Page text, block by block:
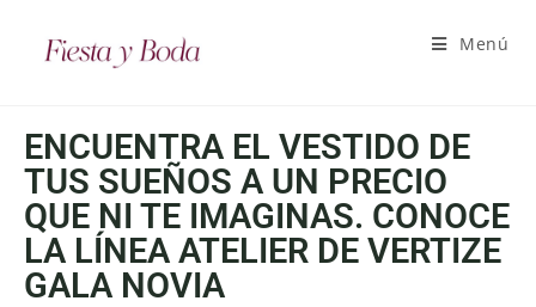
Menú
ENCUENTRA EL VESTIDO DE
TUS SUEÑOS A UN PRECIO
QUE NI TE IMAGINAS. CONOCE
LA LÍNEA ATELIER DE VERTIZE
GALA NOVIA